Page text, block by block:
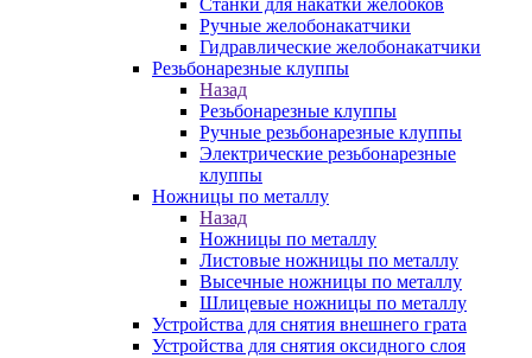
Станки для накатки желобков
Ручные желобонакатчики
Гидравлические желобонакатчики
Резьбонарезные клуппы
Назад
Резьбонарезные клуппы
Ручные резьбонарезные клуппы
Электрические резьбонарезные
клуппы
Ножницы по металлу
Назад
Ножницы по металлу
Листовые ножницы по металлу
Высечные ножницы по металлу
Шлицевые ножницы по металлу
Устройства для снятия внешнего грата
Устройства для снятия оксидного слоя